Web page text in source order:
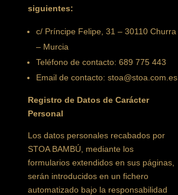
siguientes:
c/ Príncipe Felipe, 31 – 30110 Churra
– Murcia
Teléfono de contacto: 689 775 443
Email de contacto: stoa@stoa.com.es
Registro de Datos de Carácter
Personal
Los datos personales recabados por
STOA BAMBÚ, mediante los
formularios extendidos en sus páginas,
serán introducidos en un fichero
automatizado bajo la responsabilidad